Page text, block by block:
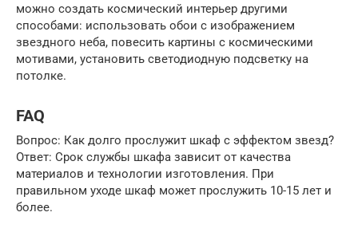
можно создать космический интерьер другими
способами: использовать обои с изображением
звездного неба, повесить картины с космическими
мотивами, установить светодиодную подсветку на
потолке.
FAQ
Вопрос: Как долго прослужит шкаф с эффектом звезд?
Ответ: Срок службы шкафа зависит от качества
материалов и технологии изготовления. При
правильном уходе шкаф может прослужить 10-15 лет и
более.